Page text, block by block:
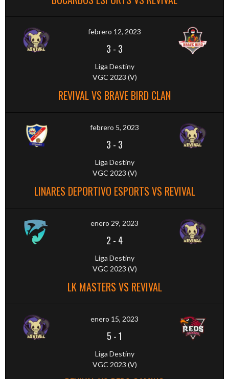
febrero 12, 2023
3 - 3
Liga Destiny
VGC 2023 (V)
REVIVAL VS BRAVE BIRD CLAN
febrero 5, 2023
3 - 3
Liga Destiny
VGC 2023 (V)
LINARES DEPORTIVO ESPORTS VS REVIVAL
enero 29, 2023
2 - 4
Liga Destiny
VGC 2023 (V)
LK MASTERS VS REVIVAL
enero 15, 2023
5 -1
Liga Destiny
VGC 2023 (V)